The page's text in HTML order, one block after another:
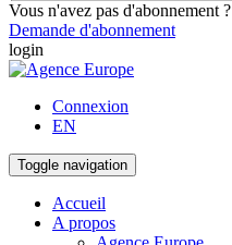
Vous n'avez pas d'abonnement ?
Demande d'abonnement
login
Connexion
EN
Toggle navigation
Accueil
A propos